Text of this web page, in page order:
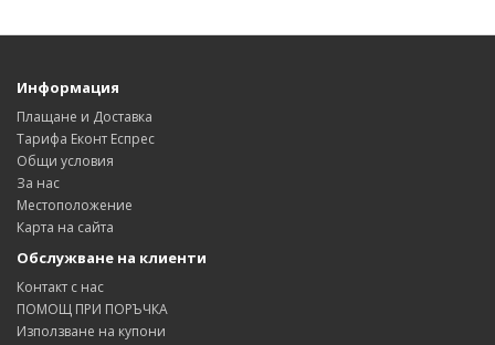
Информация
Плащане и Доставка
Тарифа Еконт Еспрес
Общи условия
За нас
Местоположение
Карта на сайта
Обслужване на клиенти
Контакт с нас
ПОМОЩ ПРИ ПОРЪЧКА
Използване на купони